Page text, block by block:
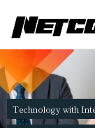
Home
About Us 会
会社情報
会社沿革
サービス紹介
キーワードで
Technology with